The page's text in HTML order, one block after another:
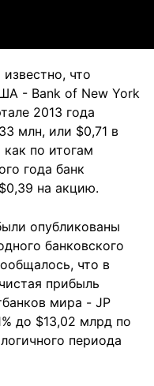
что
- Bank of New York
2013 года
млн, или $0,71 в
по итогам
года банк
на акцию.
опубликованы
банковского
что в
прибыль
мира - JP
до $13,02 млрд по
периода